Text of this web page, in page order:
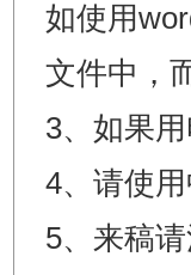
如使用
文件中，
3、如果
4、请使
5、来稿